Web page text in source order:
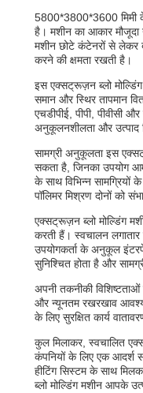
5800*3800*3600 मिमी के
है। मशीन का आकार
मशीन छोटे कंटेनरों से लेकर
करने की क्षमता रखती है।
इस एक्सट्रूज़न ब्लो
समान और स्थिर तापमान
एचडीपीई, पीपी, पीवीसी
अनुकूलनशीलता और उत्पाद
सामग्री अनुकूलता इस
सकता है, जिनका उपयोग
के साथ विभिन्न
पॉलिमर मिश्रण दोनों को
एक्सट्रूज़न ब्लो मोल्डिंग
करती हैं। स्वचालन लगातार
उपयोगकर्ता के अनुकूल
सुनिश्चित होता है और
अपनी तकनीकी
और न्यूनतम रखरखाव
के लिए सुरक्षित कार्य
कुल मिलाकर, स्वचालित
कंपनियों के लिए एक आदर्श
हीटिंग सिस्टम के साथ
ब्लो मोल्डिंग मशीन आपके